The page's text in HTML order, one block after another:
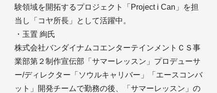
験領域を開拓するプロジェクト「Project i Can」を担
当し「コヤ所長」として活躍中。
・玉置 絢氏
株式会社バンダイナムコエンターテインメントＣＳ事
業部第２制作宣伝部「サマーレッスン」プロデューサ
ー/ディレクター「ソウルキャリバー」「エースコンバ
ット」開発チームで勤務の後、「サマーレッスン」の